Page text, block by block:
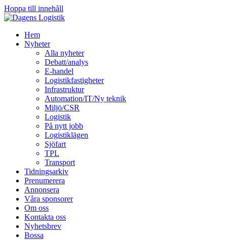
Hoppa till innehåll
Hem
Nyheter
Alla nyheter
Debatt/analys
E-handel
Logistikfastigheter
Infrastruktur
Automation/IT/Ny teknik
Miljö/CSR
Logistik
På nytt jobb
Logistiklägen
Sjöfart
TPL
Transport
Tidningsarkiv
Prenumerera
Annonsera
Våra sponsorer
Om oss
Kontakta oss
Nyhetsbrev
Bossa